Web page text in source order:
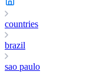
countries
brazil
sao paulo